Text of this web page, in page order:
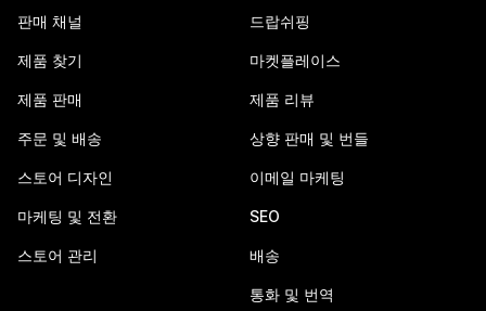
판매 채널
제품 찾기
제품 판매
주문 및 배송
스토어 디자인
마케팅 및 전환
스토어 관리
드랍쉬핑
마켓플레이스
제품 리뷰
상향 판매 및 번들
이메일 마케팅
SEO
배송
통화 및 번역